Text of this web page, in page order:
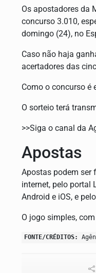
Os apostadores da
concurso 3.010,
domingo (24), no
Caso não haja
acertadores das
Como o concurso é
O sorteio terá
>>Siga o canal da
Apostas
Apostas podem ser
internet, pelo portal
Android e iOS, e
O jogo simples,
FONTE/CRÉDITOS: